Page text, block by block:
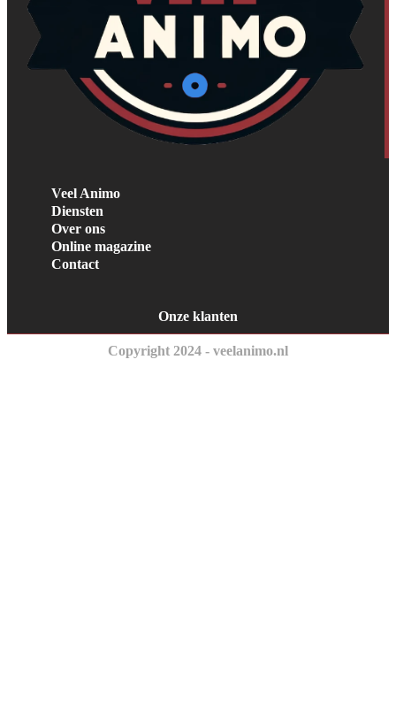
Veel Animo
Diensten
Over ons
Online magazine
Contact
Onze klanten
Copyright 2024 - veelanimo.nl